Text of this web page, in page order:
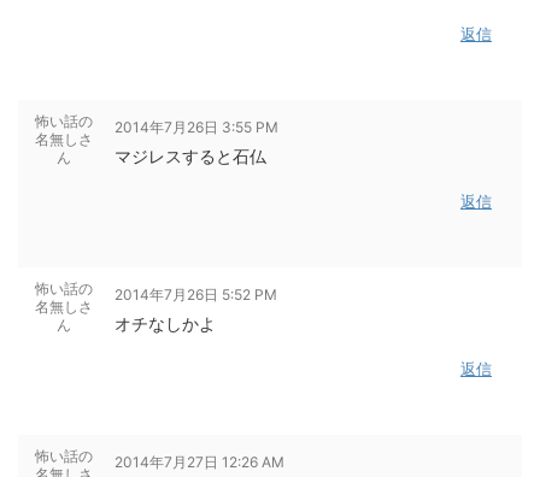
返信
怖い話の
名無しさ
ん
2014年7月26日 3:55 PM
マジレスすると石仏
返信
怖い話の
名無しさ
ん
2014年7月26日 5:52 PM
オチなしかよ
返信
怖い話の
2014年7月27日 12:26 AM